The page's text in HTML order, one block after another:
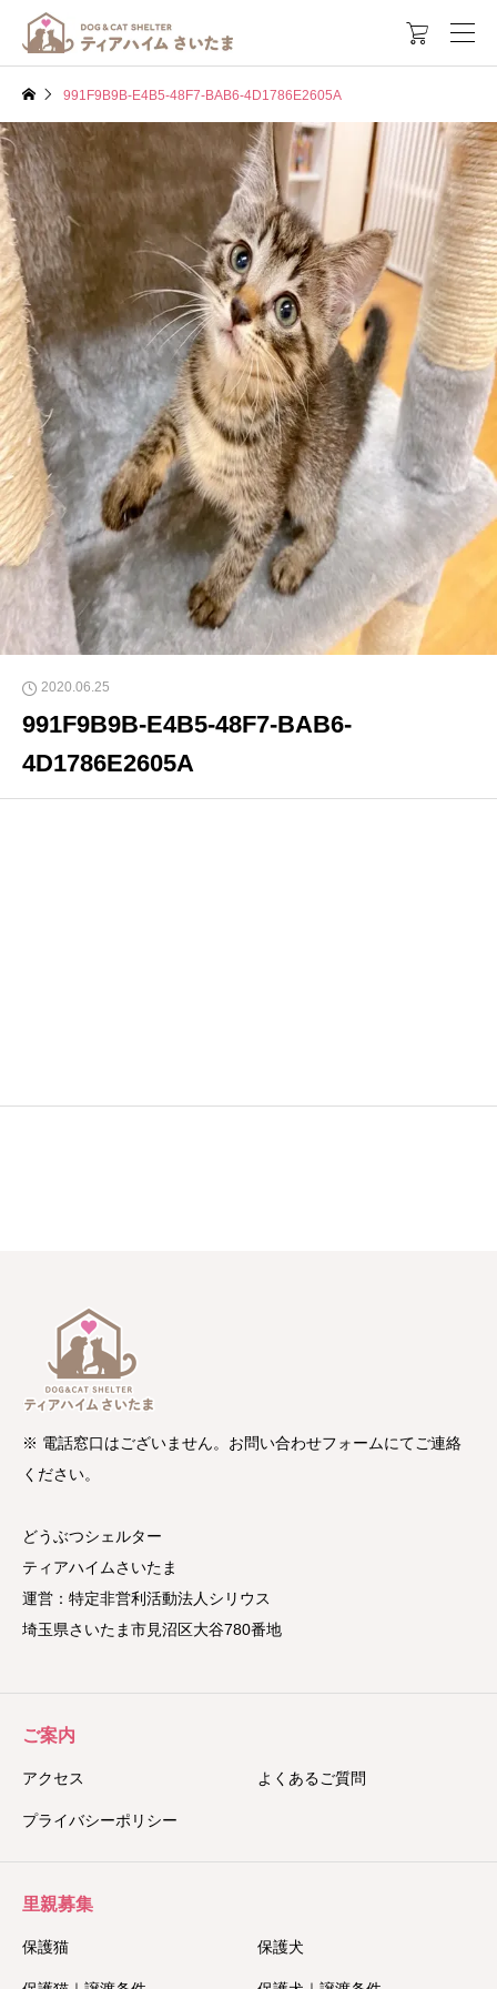

991F9B9B-E4B5-48F7-BAB6-4D1786E2605A
2020.06.25
991F9B9B-E4B5-48F7-BAB6-
4D1786E2605A
※ 電話窓口はございません。お問い合わせフォームにてご連絡
ください。
どうぶつシェルター
ティアハイムさいたま
運営：特定非営利活動法人シリウス
埼玉県さいたま市見沼区大谷780番地
ご案内
アクセス よくあるご質問
プライバシーポリシー
里親募集
保護猫 保護犬